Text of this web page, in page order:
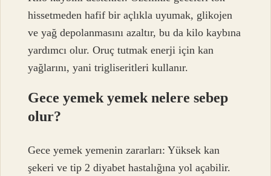
hissetmeden hafif bir açlıkla uyumak, glikojen
ve yağ depolanmasını azaltır, bu da kilo kaybına
yardımcı olur. Oruç tutmak enerji için kan
yağlarını, yani trigliseritleri kullanır.
Gece yemek yemek nelere sebep
olur?
Gece yemek yemenin zararları: Yüksek kan
şekeri ve tip 2 diyabet hastalığına yol açabilir.